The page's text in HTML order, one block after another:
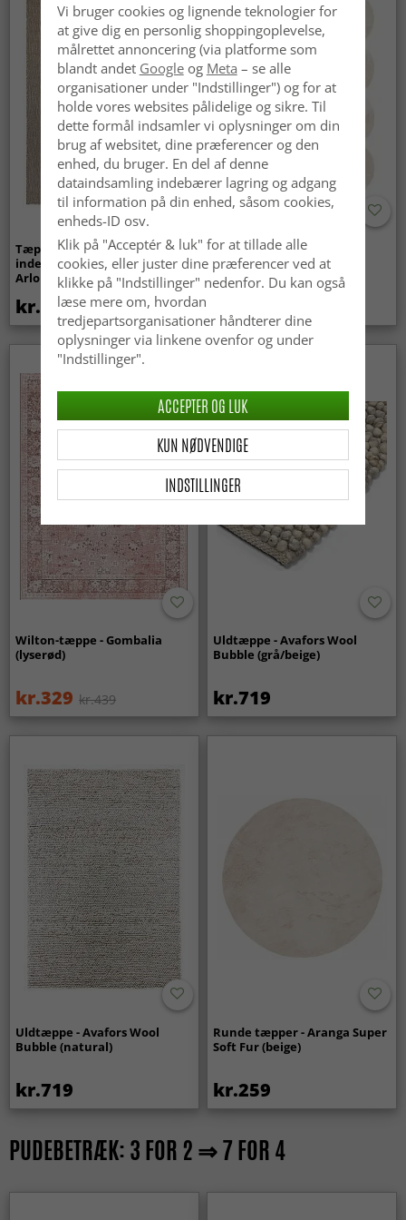
Tæpper til
indendørs/udendørs brug -
Arlo (beige)
kr.439
Bølget ryatæppe - Aranga
Super Soft Fur (beige)
Wilton-tæppe - Gombalia
(lyserød)
kr.329 kr.439
Uldtæppe - Avafors Wool
Bubble (grå/beige)
kr.719
Uldtæppe - Avafors Wool
Bubble (natural)
kr.719
Runde tæpper - Aranga Super
Soft Fur (beige)
kr.259
PUDEBETRÆK: 3 FOR 2 ⇒ 7 FOR 4
Vi bruger cookies og lignende teknologier for
at give dig en personlig shoppingoplevelse,
målrettet annoncering (via platforme som
blandt andet Googleog Meta – se alle
organisationer under "Indstillinger") og for at
holde vores websites pålidelige og sikre. Til
dette formål indsamler vi oplysninger om din
brug af websitet, dine præferencer og den
enhed, du bruger. En del af denne
dataindsamling indebærer lagring og adgang
til information på din enhed, såsom cookies,
enheds-ID osv.
Klik på "Acceptér & luk" for at tillade alle
cookies, eller juster dine præferencer ved at
klikke på "Indstillinger" nedenfor. Du kan også
læse mere om, hvordan
tredjepartsorganisationer håndterer dine
oplysninger via linkene ovenfor og under
"Indstillinger".
INDSTILLINGER
KUN NØDVENDIGE
ACCEPTER OG LUK